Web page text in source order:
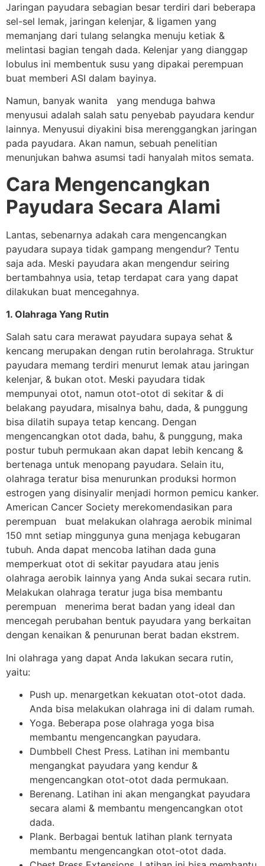
Jaringan payudara sebagian besar terdiri dari beberapa
sel-sel lemak, jaringan kelenjar, & ligamen yang
memanjang dari tulang selangka menuju ketiak &
melintasi bagian tengah dada. Kelenjar yang dianggap
lobulus ini membentuk susu yang dipakai perempuan
buat memberi ASI dalam bayinya.
Namun, banyak wanita yang menduga bahwa
menyusui adalah salah satu penyebab payudara kendur
lainnya. Menyusui diyakini bisa merenggangkan jaringan
pada payudara. Akan namun, sebuah penelitian
menunjukan bahwa asumsi tadi hanyalah mitos semata.
Cara Mengencangkan
Payudara Secara Alami
Lantas, sebenarnya adakah cara mengencangkan
payudara supaya tidak gampang mengendur? Tentu
saja ada. Meski payudara akan mengendur seiring
bertambahnya usia, tetap terdapat cara yang dapat
dilakukan buat mencegahnya.
1. Olahraga Yang Rutin
Salah satu cara merawat payudara supaya sehat &
kencang merupakan dengan rutin berolahraga. Struktur
payudara memang terdiri menurut lemak atau jaringan
kelenjar, & bukan otot. Meski payudara tidak
mempunyai otot, namun otot-otot di sekitar & di
belakang payudara, misalnya bahu, dada, & punggung
bisa dilatih supaya tetap kencang. Dengan
mengencangkan otot dada, bahu, & punggung, maka
postur tubuh permukaan akan dapat lebih kencang &
bertenaga untuk menopang payudara. Selain itu,
olahraga teratur bisa menurunkan produksi hormon
estrogen yang disinyalir menjadi hormon pemicu kanker.
American Cancer Society merekomendasikan para
perempuan buat melakukan olahraga aerobik minimal
150 mnt setiap minggunya guna menjaga kebugaran
tubuh. Anda dapat mencoba latihan dada guna
memperkuat otot di sekitar payudara atau jenis
olahraga aerobik lainnya yang Anda sukai secara rutin.
Melakukan olahraga teratur juga bisa membantu
perempuan menerima berat badan yang ideal dan
mencegah perubahan bentuk payudara yang berkaitan
dengan kenaikan & penurunan berat badan ekstrem.
Ini olahraga yang dapat Anda lakukan secara rutin,
yaitu:
Push up. menargetkan kekuatan otot-otot dada.
Anda bisa melakukan olahraga ini di dalam rumah.
Yoga. Beberapa pose olahraga yoga bisa
membantu mengencangkan payudara.
Dumbbell Chest Press. Latihan ini membantu
mengangkat payudara yang kendur &
mengencangkan otot-otot dada permukaan.
Berenang. Latihan ini akan mengangkat payudara
secara alami & membantu mengencangkan otot
dada.
Plank. Berbagai bentuk latihan plank ternyata
membantu mengencangkan otot-otot dada.